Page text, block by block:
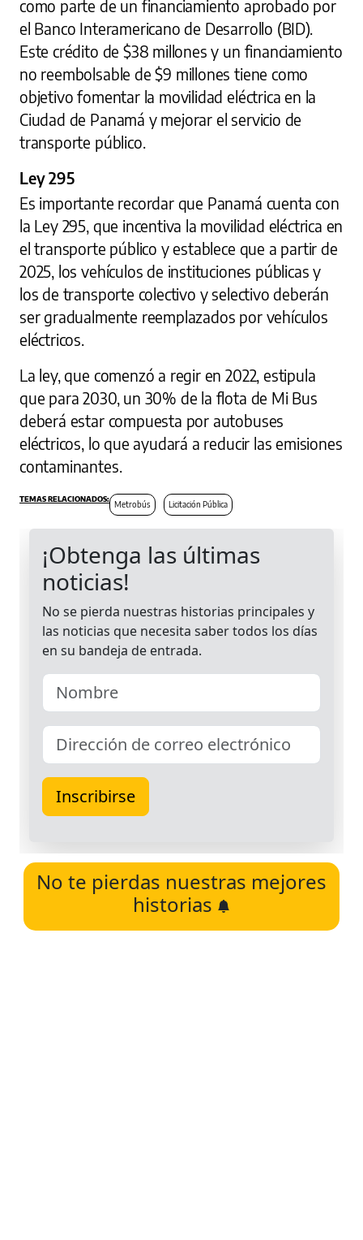
como parte de un financiamiento aprobado por
el Banco Interamericano de Desarrollo (BID).
Este crédito de $38 millones y un financiamiento
no reembolsable de $9 millones tiene como
objetivo fomentar la movilidad eléctrica en la
Ciudad de Panamá y mejorar el servicio de
transporte público.
Ley 295
Es importante recordar que Panamá cuenta con
la Ley 295, que incentiva la movilidad eléctrica en
el transporte público y establece que a partir de
2025, los vehículos de instituciones públicas y
los de transporte colectivo y selectivo deberán
ser gradualmente reemplazados por vehículos
eléctricos.
La ley, que comenzó a regir en 2022, estipula
que para 2030, un 30% de la flota de Mi Bus
deberá estar compuesta por autobuses
eléctricos, lo que ayudará a reducir las emisiones
contaminantes.
Metrobús Licitación Pública
No te pierdas nuestras mejores
historias